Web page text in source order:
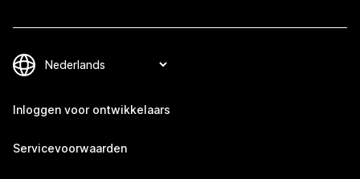
Inloggen voor ontwikkelaars
Servicevoorwaarden